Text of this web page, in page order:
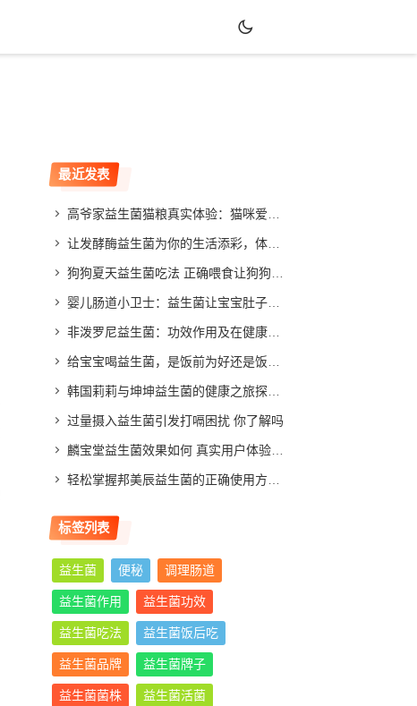
最近发表
高爷家益生菌猫粮真实体验：猫咪爱吃吗？效果如何？
让发酵酶益生菌为你的生活添彩，体验不同寻常的改善效果
狗狗夏天益生菌吃法 正确喂食让狗狗健康度夏
婴儿肠道小卫士：益生菌让宝宝肚子舒畅，家长放心
非泼罗尼益生菌：功效作用及在健康领域的应用与发展
给宝宝喝益生菌，是饭前为好还是饭后更合适？专家给你答案
韩国莉莉与坤坤益生菌的健康之旅探索与分享
过量摄入益生菌引发打嗝困扰 你了解吗
麟宝堂益生菌效果如何 真实用户体验分享与评测分析
轻松掌握邦美辰益生菌的正确使用方法，让你肠道更舒适
标签列表
益生菌 便秘 调理肠道
益生菌作用 益生菌功效
益生菌吃法 益生菌饭后吃
益生菌品牌 益生菌牌子
益生菌菌株 益生菌活菌